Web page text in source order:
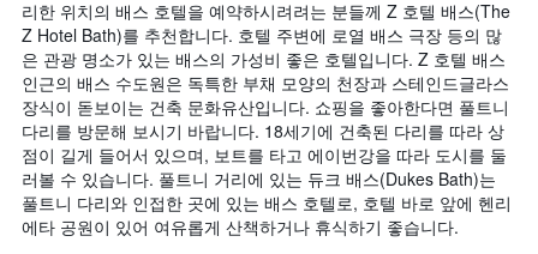
리한 위치의 배스 호텔을 예약하시려려는 분들께 Z 호텔 배스(The
Z Hotel Bath)를 추천합니다. 호텔 주변에 로열 배스 극장 등의 많
은 관광 명소가 있는 배스의 가성비 좋은 호텔입니다. Z 호텔 배스
인근의 배스 수도원은 독특한 부채 모양의 천장과 스테인드글라스
장식이 돋보이는 건축 문화유산입니다. 쇼핑을 좋아한다면 풀트니
다리를 방문해 보시기 바랍니다. 18세기에 건축된 다리를 따라 상
점이 길게 들어서 있으며, 보트를 타고 에이번강을 따라 도시를 둘
러볼 수 있습니다. 풀트니 거리에 있는 듀크 배스(Dukes Bath)는
풀트니 다리와 인접한 곳에 있는 배스 호텔로, 호텔 바로 앞에 헨리
에타 공원이 있어 여유롭게 산책하거나 휴식하기 좋습니다.